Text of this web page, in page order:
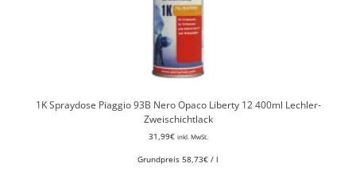
1K Spraydose Piaggio 93B Nero Opaco Liberty 12 400ml Lechler-
Zweischichtlack
31,99€ inkl. MwSt.
Grundpreis 58,73€ / l